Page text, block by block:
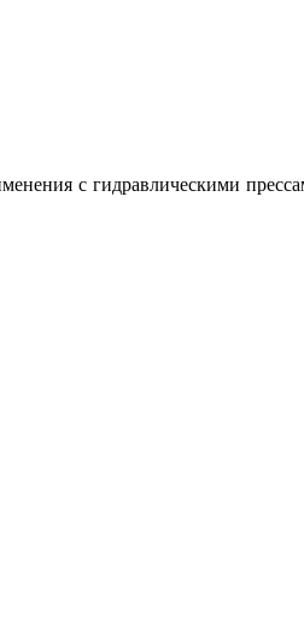
с гидравлическими